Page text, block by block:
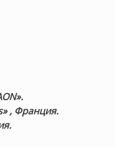
, Франция.